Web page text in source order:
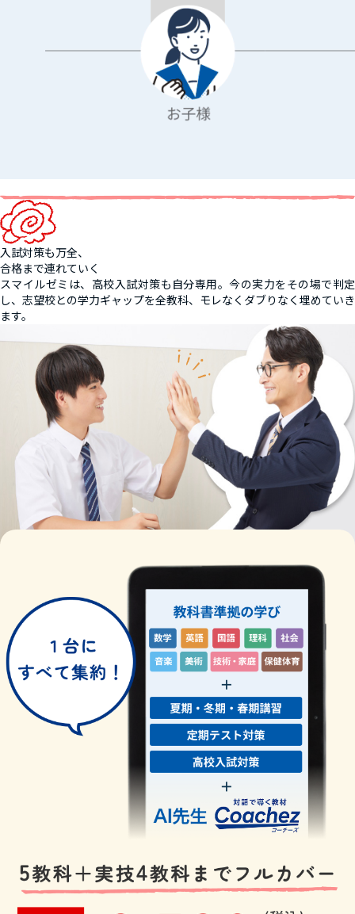
入試対策も万全、
合格まで連れていく
スマイルゼミは、高校入試対策も自分専用。今の実力をその場で判定
し、志望校との学力ギャップを全教科、モレなくダブりなく埋めていき
ます。